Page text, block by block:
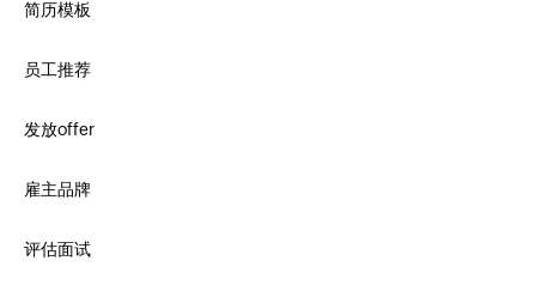
简历模板
员工推荐
发放offer
雇主品牌
评估面试